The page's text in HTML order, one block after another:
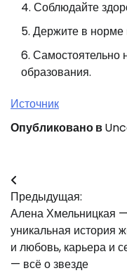
Соблюдайте
Держите в норме
Самостоятельно
образования.
Источник
Опубликовано в
Навигация
по
записям
Предыдущая:
Алена Хмельницкая —
уникальная история
и любовь, карьера и
— всё о звезде